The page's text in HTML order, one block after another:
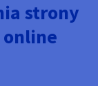
strony